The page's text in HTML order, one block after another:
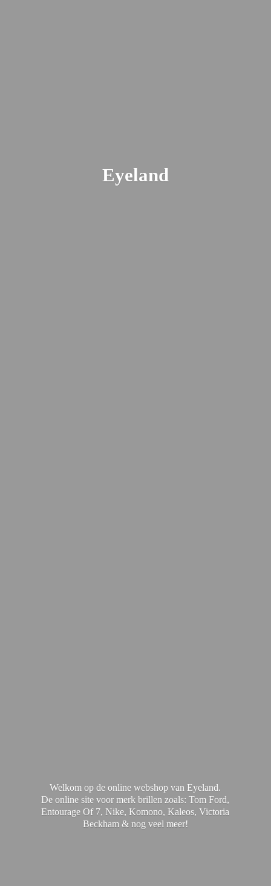
Eyeland
Welkom op de online webshop van Eyeland.
De online site voor merk brillen zoals: Tom Ford,
Entourage Of 7, Nike, Komono, Kaleos, Victoria
Beckham & nog veel meer!